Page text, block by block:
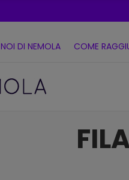
NOI DI NEMOLA COME